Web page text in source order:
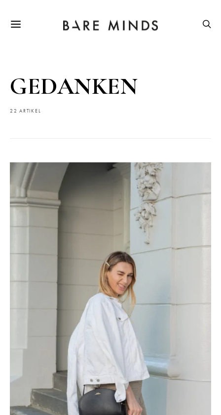
GEDANKEN
22 ARTIKEL